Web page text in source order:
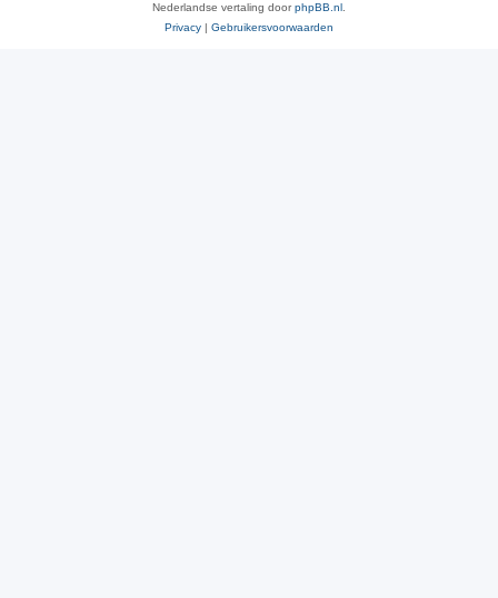
Nederlandse vertaling doorphpBB.nl
Privacy | Gebruikersvoorwaarden